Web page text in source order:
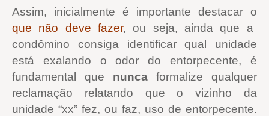
Assim, inicialmente é importante destacar o
que não deve fazer, ou seja, ainda que a
condômino consiga identificar qual unidade
está exalando o odor do entorpecente, é
fundamental que nunca formalize qualquer
reclamação relatando que o vizinho da
unidade “xx” fez, ou faz, uso de entorpecente.